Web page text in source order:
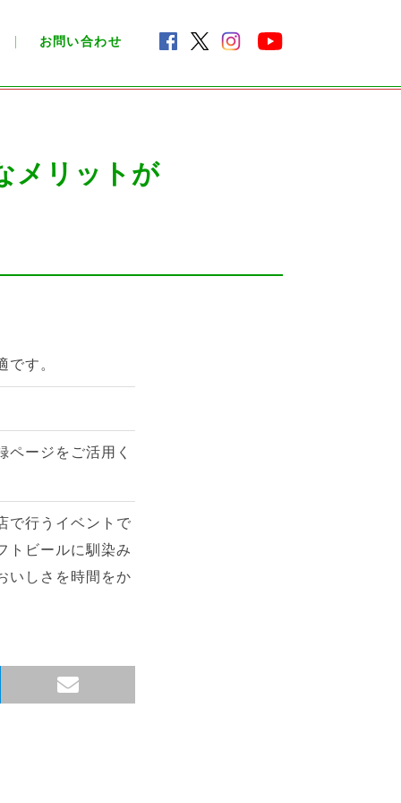
お問い合わせ
メリットが
す。
ージをご活用く
で行うイベントで
トビールに馴染み
いしさを時間をか